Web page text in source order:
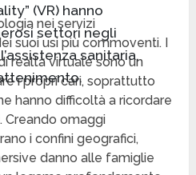
(VR) hanno
settori negli
sanitaria,
nei servizi
suoi usi più commoventi. I
realtà virtuale sono un
i propri cari, soprattutto
hanno difficoltà a ricordare
Creando omaggi
i confini geografici,
danno alle famiglie